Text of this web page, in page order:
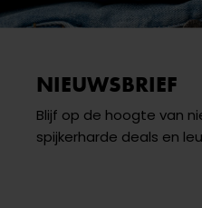
NIEUWSBRIEF
Blijf op de hoogte van
spijkerharde deals en